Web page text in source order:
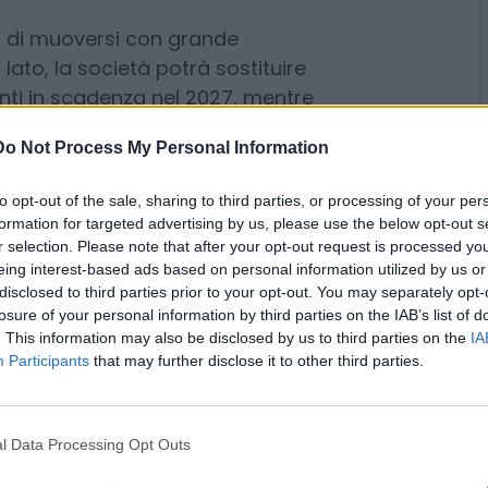
Not Process My Personal Information
opt-out of the sale, sharing to third parties, or processing of your
for targeted advertising by us, please use the below opt-out
selection. Please note that after your opt-out request is processed
interest-based ads based on personal information utilized by us
to third parties prior to your opt-out. You may separately
of your personal information by third parties on the IAB’s list of
This information may also be disclosed by us to third parties on the
Participants that may further disclose it to other third parties.
Data Processing Opt Outs
in caso di necessità, e un
di euro.
di muoversi con grande
la società potrà sostituire
in scadenza nel 2027, mentre
per sostenere i propri piani di
un gruppo di importanti
BPM, Crédit Agricole, Intesa
Le stesse banche hanno
e negli aspetti legati alla
supporto legale è stato